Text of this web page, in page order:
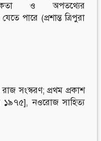
ও অপতথ্যের
পারে (প্রশান্ত ত্রিপুরা
রাজ সংস্করণ; প্রথম প্রকাশ
১৯৭৫], নওরোজ সাহিত্য